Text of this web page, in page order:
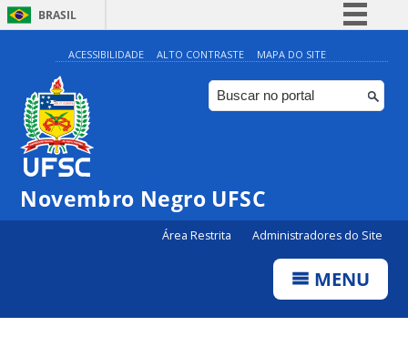
BRASIL
Simplifique!
Comunica BR
Participe
ACESSIBILIDADE ALTO CONTRASTE MAPA DO SITE
Novembro Negro UFSC
Área Restrita Administradores do Site
MENU